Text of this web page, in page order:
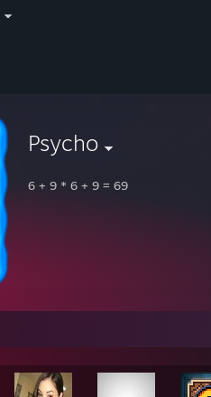
Psycho
6 + 9 * 6 + 9 = 69